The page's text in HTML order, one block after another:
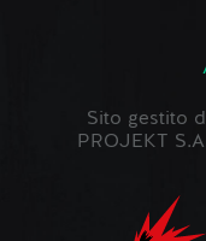
Sito gestito
PROJEKT